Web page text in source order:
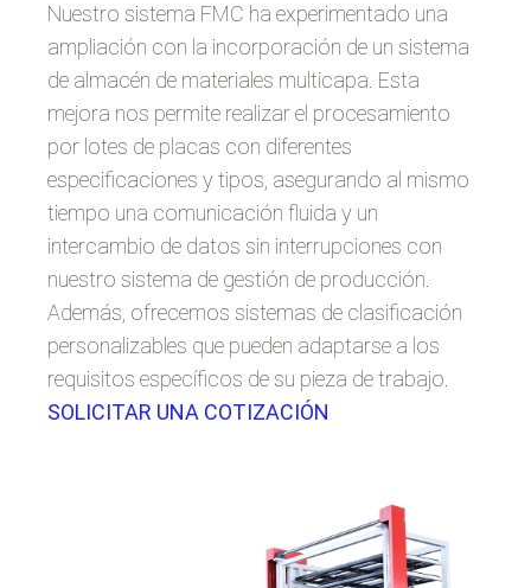
Nuestro sistema FMC ha experimentado una
ampliación con la incorporación de un sistema
de almacén de materiales multicapa. Esta
mejora nos permite realizar el procesamiento
por lotes de placas con diferentes
especificaciones y tipos, asegurando al mismo
tiempo una comunicación fluida y un
intercambio de datos sin interrupciones con
nuestro sistema de gestión de producción.
Además, ofrecemos sistemas de clasificación
personalizables que pueden adaptarse a los
requisitos específicos de su pieza de trabajo.
SOLICITAR UNA COTIZACIÓN